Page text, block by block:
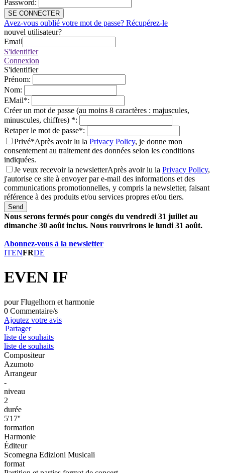
Password:
SE CONNECTER
Avez-vous oublié votre mot de passe? Récupérez-le
nouvel utilisateur?
Email
S'identifier
Connexion
S'identifier
Prénom:
Nom:
EMail*:
Créer un mot de passe (au moins 8 caractères : majuscules,
minuscules, chiffres) *:
Retaper le mot de passe*:
Privé*Après avoir lu la Privacy Policy, je donne mon
consentement au traitement des données selon les conditions
indiquées.
Je veux recevoir la newsletterAprès avoir lu la Privacy Policy,
j'autorise ce site à envoyer par e-mail des informations et des
communications promotionnelles, y compris la newsletter, faisant
référence à des produits et/ou services propres et/ou tiers.
Send
Nous serons fermés pour congés du vendredi 31 juillet au
dimanche 30 août inclus. Nous rouvrirons le lundi 31 août.
Abonnez-vous à la newsletter
ITENFRDE
EVEN IF
pour Flugelhorn et harmonie
0 Commentaire/s
Ajoutez votre avis
Partager
liste de souhaits
liste de souhaits
Compositeur
Azumoto
Arrangeur
-
niveau
2
durée
5'17''
formation
Harmonie
Éditeur
Scomegna Edizioni Musicali
format